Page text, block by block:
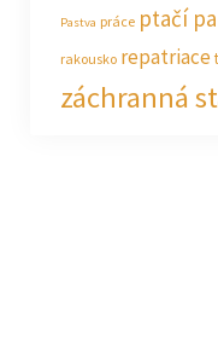
Pastva práce ptačí
rakousko repatriace
záchranná